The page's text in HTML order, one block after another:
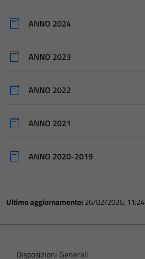
ANNO 2024
ANNO 2023
ANNO 2022
ANNO 2021
ANNO 2020-2019
Ultimo aggiornamento: 26/02/2026, 11:24
Disposizioni Generali